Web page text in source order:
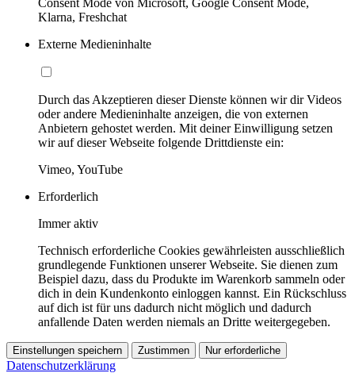
Klarna, Freshchat
Externe Medieninhalte
Durch das Akzeptieren dieser Dienste können wir dir Videos
oder andere Medieninhalte anzeigen, die von externen
Anbietern gehostet werden. Mit deiner Einwilligung setzen
wir auf dieser Webseite folgende Drittdienste ein:
Vimeo, YouTube
Erforderlich
Immer aktiv
Technisch erforderliche Cookies gewährleisten ausschließlich
grundlegende Funktionen unserer Webseite. Sie dienen zum
Beispiel dazu, dass du Produkte im Warenkorb sammeln oder
dich in dein Kundenkonto einloggen kannst. Ein Rückschluss
auf dich ist für uns dadurch nicht möglich und dadurch
anfallende Daten werden niemals an Dritte weitergegeben.
Einstellungen speichern Zustimmen Nur erforderliche
Datenschutzerklärung